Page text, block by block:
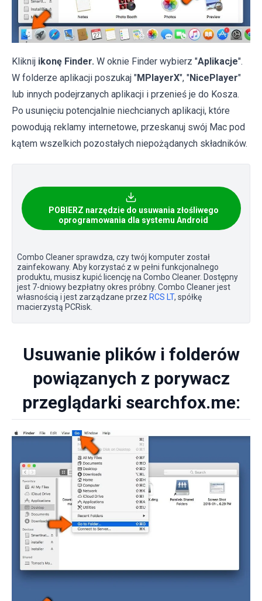
Kliknij ikonę Finder. W oknie Finder wybierz "Aplikacje".
W folderze aplikacji poszukaj "MPlayerX", "NicePlayer"
lub innych podejrzanych aplikacji i przenieś je do Kosza.
Po usunięciu potencjalnie niechcianych aplikacji, które
powodują reklamy internetowe, przeskanuj swój Mac pod
kątem wszelkich pozostałych niepożądanych składników.
POBIERZ narzędzie do usuwania złośliwego
oprogramowania dla systemu Android
Combo Cleaner sprawdza, czy twój komputer został
zainfekowany. Aby korzystać z w pełni funkcjonalnego
produktu, musisz kupić licencję na Combo Cleaner. Dostępny
jest 7-dniowy bezpłatny okres próbny. Combo Cleaner jest
własnością i jest zarządzane przez RCS LT, spółkę
macierzystą PCRisk.
Usuwanie plików i folderów
powiązanych z porywacz
przeglądarki searchfox.me: